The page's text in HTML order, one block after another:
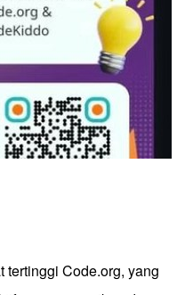
tertinggi Code.org, yang